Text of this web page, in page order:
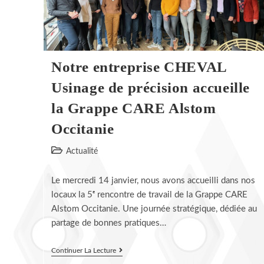
Notre entreprise CHEVAL
Usinage de précision accueille
la Grappe CARE Alstom
Occitanie
Post Actualité
Le mercredi 14 janvier, nous avons accueilli dans nos
locaux la 5ᵉ rencontre de travail de la Grappe CARE
Alstom Occitanie. Une journée stratégique, dédiée au
partage de bonnes pratiques…
Continuer La LectureNotre